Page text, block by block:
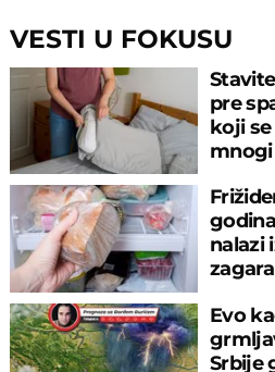
VESTI U FOKUSU
pre
koji
nalazi
Evo
Srbije